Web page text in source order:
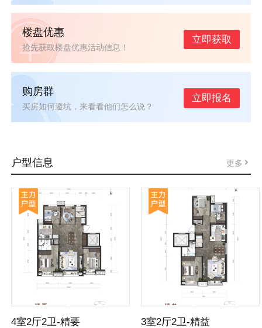
楼盘优惠
抢先获取楼盘优惠活动信息！
立即获取
购房群
买房如何避坑，来看看他们怎么说？
立即报名
户型信息 更多
4室2厅2卫-精要 3室2厅2卫-精益